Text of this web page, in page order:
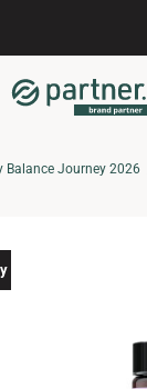
Balance Journey 2026